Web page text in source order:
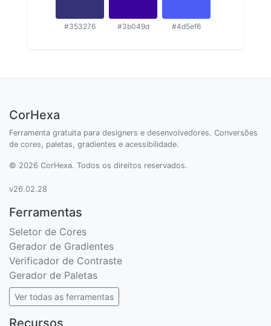
#353276 #3b049d #4d5ef6
CorHexa
Ferramenta gratuita para designers e desenvolvedores. Conversões
de cores, paletas, gradientes e acessibilidade.
© 2026 CorHexa. Todos os direitos reservados.
v26.02.28
Ferramentas
Seletor de Cores
Gerador de Gradientes
Verificador de Contraste
Gerador de Paletas
Ver todas as ferramentas
Recursos